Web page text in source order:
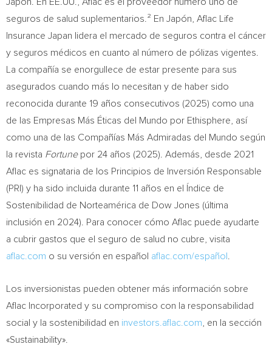
seguros de salud suplementarios.² En Japón, Aflac Life
Insurance Japan lidera el mercado de seguros contra el cáncer
y seguros médicos en cuanto al número de pólizas vigentes.
La compañía se enorgullece de estar presente para sus
asegurados cuando más lo necesitan y de haber sido
reconocida durante 19 años consecutivos (2025) como una
de las Empresas Más Éticas del Mundo por Ethisphere, así
como una de las Compañías Más Admiradas del Mundo según
la revista Fortunepor 24 años (2025). Además, desde 2021
Aflac es signataria de los Principios de Inversión Responsable
(PRI) y ha sido incluida durante 11 años en el Índice de
Sostenibilidad de Norteamérica de Dow Jones (última
inclusión en 2024). Para conocer cómo Aflac puede ayudarte
a cubrir gastos que el seguro de salud no cubre, visita
aflac.com o su versión en español aflac.com/español
Los inversionistas pueden obtener más información sobre
Aflac Incorporated y su compromiso con la responsabilidad
social y la sostenibilidad en investors.aflac.com , en la sección
«Sustainability».